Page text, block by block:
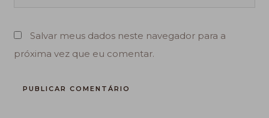
Salvar meus dados neste navegador para a
próxima vez que eu comentar.